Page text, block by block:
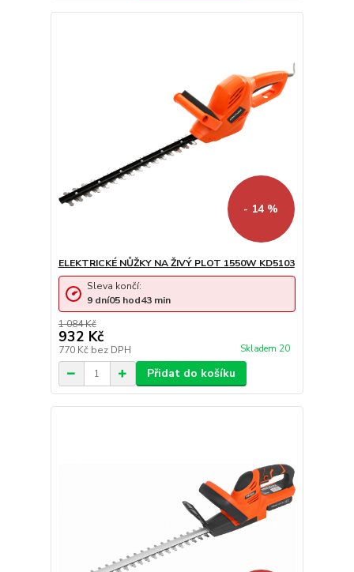
- 14 %
ELEKTRICKÉ NŮŽKY NA ŽIVÝ PLOT 1550W KD5103
1 084 Kč
932 Kč
770 Kč bez DPH Skladem 20
Sleva končí:
9 dní05 hod43 min
Přidat do košíku